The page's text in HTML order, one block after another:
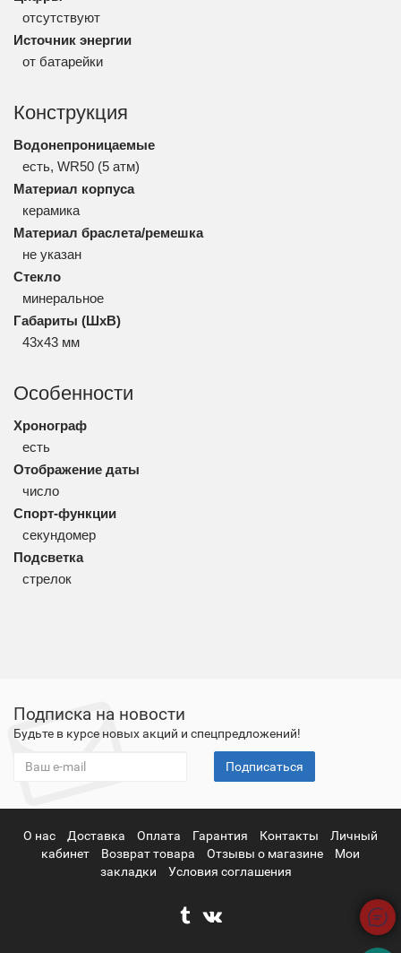
отсутствуют
Источник энергии
от батарейки
Конструкция
Водонепроницаемые
есть, WR50 (5 атм)
Материал корпуса
керамика
Материал браслета/ремешка
не указан
Стекло
минеральное
Габариты (ШхВ)
43x43 мм
Особенности
Хронограф
есть
Отображение даты
число
Спорт-функции
секундомер
Подсветка
стрелок
Подписка на новости
Будьте в курсе новых акций и спецпредложений!
Подписаться
О нас Доставка Оплата Гарантия Контакты
Личный
кабинет
Возврат товара Отзывы о магазине
Мои
закладки
Условия соглашения